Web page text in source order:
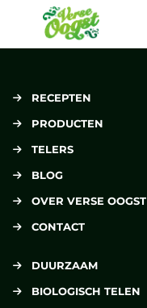
Verse Oogst
RECEPTEN
PRODUCTEN
TELERS
BLOG
OVER VERSE OOGST
CONTACT
DUURZAAM
BIOLOGISCH TELEN